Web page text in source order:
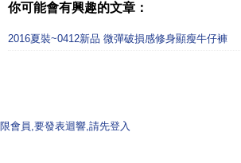
你可能會有興趣的文章：
2016夏裝~0412新品 微彈破損感修身顯瘦牛仔褲
限會員,要發表迴響,請先登入